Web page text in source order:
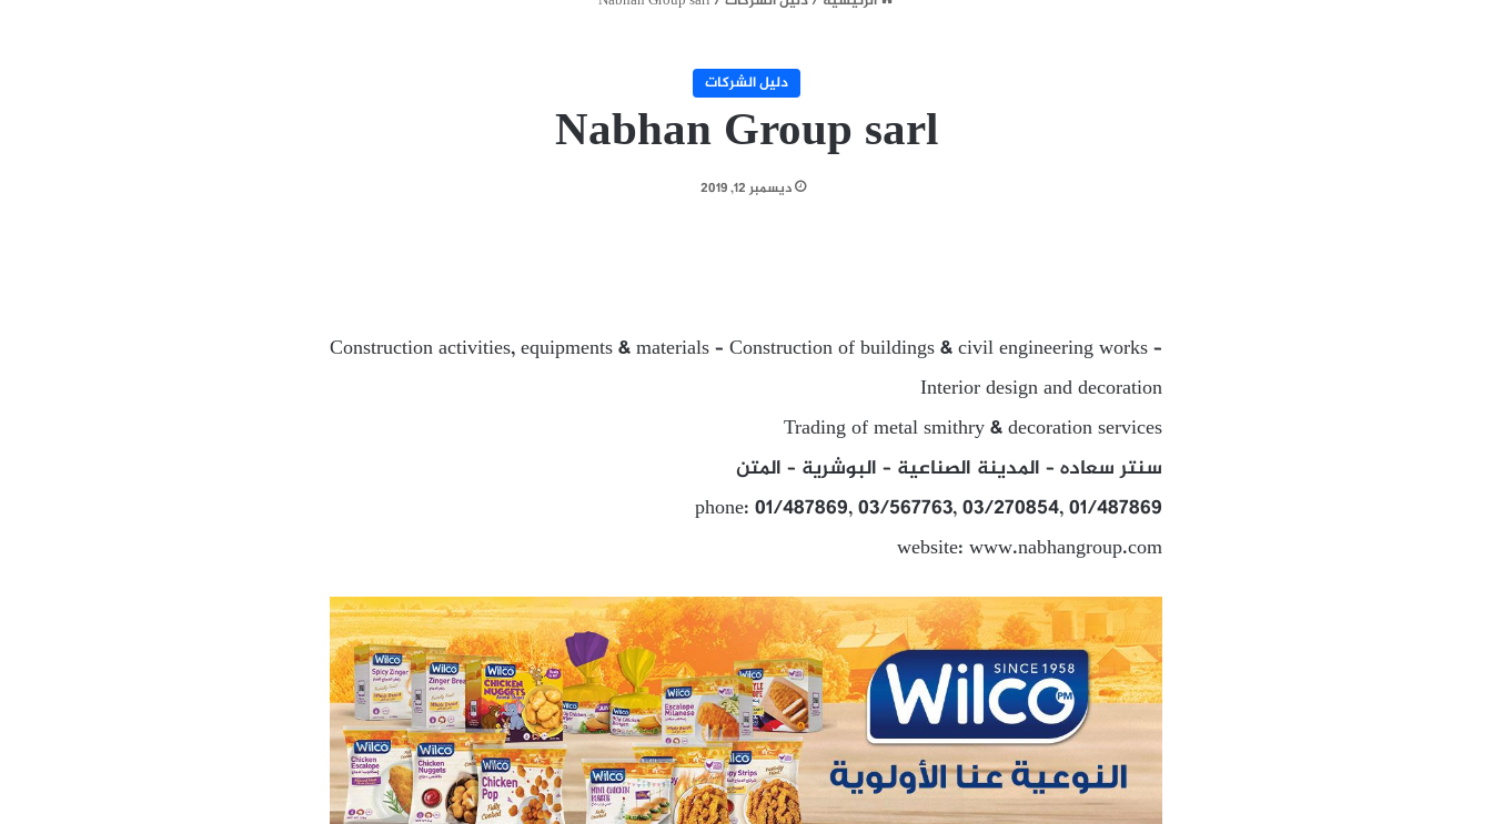
دليل الشركات
Nabhan Group sarl
ديسمبر 12, 2019
Construction activities, equipments & materials – Construction of buildings & civil engineering works –
Interior design and decoration
Trading of metal smithry & decoration services
سنتر سعاده – المدينة الصناعية – البوشرية – المتن
phone: 01/487869, 03/567763, 03/270854, 01/487869
website: www.nabhangroup.com